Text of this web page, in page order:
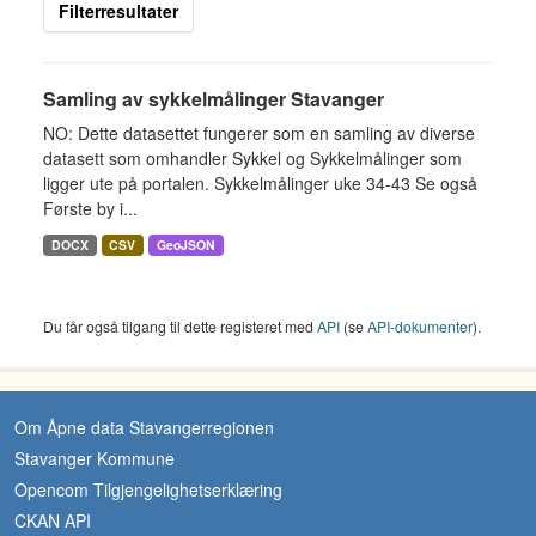
Filterresultater
Samling av sykkelmålinger Stavanger
NO: Dette datasettet fungerer som en samling av diverse
datasett som omhandler Sykkel og Sykkelmålinger som
ligger ute på portalen. Sykkelmålinger uke 34-43 Se også
Første by i...
DOCX CSV GeoJSON
Du får også tilgang til dette registeret med API (seAPI-dokumenter).
Om Åpne data Stavangerregionen
Stavanger Kommune
Opencom Tilgjengelighetserklæring
CKAN API